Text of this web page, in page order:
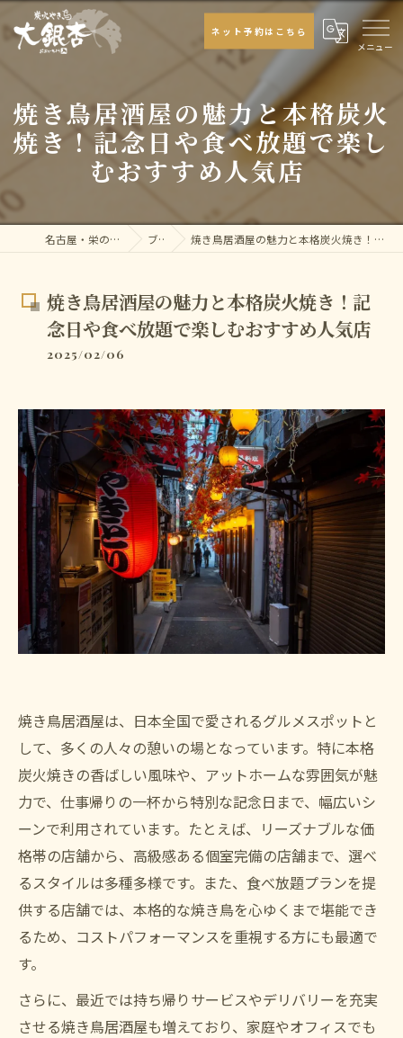
ネット予約はこちら
焼き鳥居酒屋の魅力と本格炭火
焼き！記念日や食べ放題で楽し
むおすすめ人気店
名古屋・栄の焼き鳥なら大銀杏 ブログ 焼き鳥居酒屋の魅力と本格炭火焼き！記念日や食べ放題で楽しむおすすめ人気店
焼き鳥居酒屋の魅力と本格炭火焼き！記
念日や食べ放題で楽しむおすすめ人気店
2025/02/06
焼き鳥居酒屋は、日本全国で愛されるグルメスポットと
して、多くの人々の憩いの場となっています。特に本格
炭火焼きの香ばしい風味や、アットホームな雰囲気が魅
力で、仕事帰りの一杯から特別な記念日まで、幅広いシ
ーンで利用されています。たとえば、リーズナブルな価
格帯の店舗から、高級感ある個室完備の店舗まで、選べ
るスタイルは多種多様です。また、食べ放題プランを提
供する店舗では、本格的な焼き鳥を心ゆくまで堪能でき
るため、コストパフォーマンスを重視する方にも最適で
す。
さらに、最近では持ち帰りサービスやデリバリーを充実
させる焼き鳥居酒屋も増えており、家庭やオフィスでも